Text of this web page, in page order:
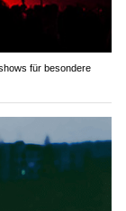
für besondere